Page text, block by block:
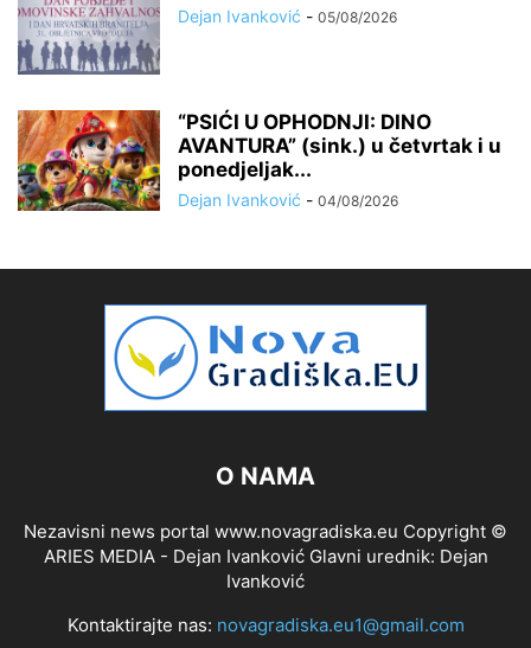
Dejan Ivanković - 05/08/2026
“PSIĆI U OPHODNJI: DINO
AVANTURA” (sink.) u četvrtak i u
ponedjeljak...
Dejan Ivanković - 04/08/2026
O NAMA
Nezavisni news portal www.novagradiska.eu Copyright ©
ARIES MEDIA - Dejan Ivanković Glavni urednik: Dejan
Ivanković
Kontaktirajte nas: novagradiska.eu1@gmail.com